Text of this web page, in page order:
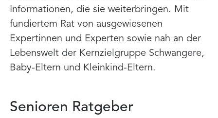
Informationen, die sie weiterbringen. Mit
fundiertem Rat von ausgewiesenen
Expertinnen und Experten sowie nah an der
Lebenswelt der Kernzielgruppe Schwangere,
Baby-Eltern und Kleinkind-Eltern.
Senioren Ratgeber